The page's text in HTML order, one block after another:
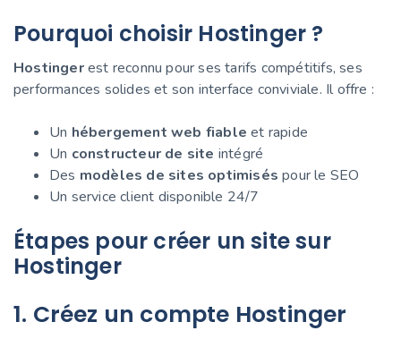
Pourquoi choisir Hostinger ?
Hostingerest reconnu pour ses tarifs compétitifs, ses
performances solides et son interface conviviale. Il offre :
Un hébergement web fiable et rapide
Un constructeur de site intégré
Des modèles de sites optimisés pour le SEO
Un service client disponible 24/7
Étapes pour créer un site sur
Hostinger
1. Créez un compte Hostinger